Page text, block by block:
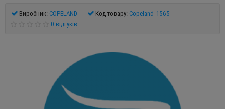
Виробник: COPELAND Код товару: Copeland_1565
0 відгуків